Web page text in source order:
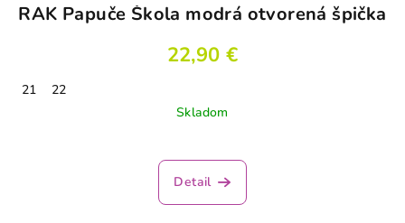
RAK Papuče Škola modrá otvorená špička
22,90 €
21
22
Skladom
Detail